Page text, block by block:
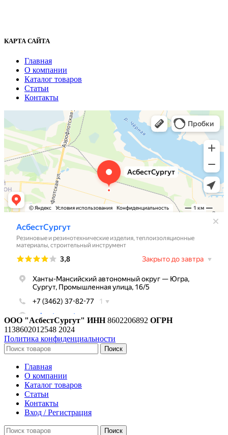
КАРТА САЙТА
Главная
О компании
Каталог товаров
Статьи
Контакты
ООО "АсбестСургут" ИНН8602206892 ОГРН
1138602012548 2024
Политика конфиденциальности
Поиск
Главная
О компании
Каталог товаров
Статьи
Контакты
Вход / Регистрация
Поиск